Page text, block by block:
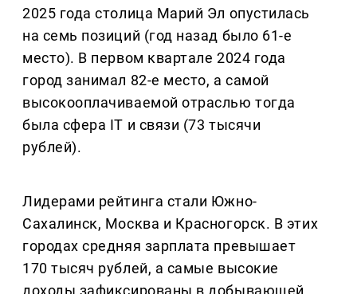
2025 года столица Марий Эл опустилась
на семь позиций (год назад было 61-е
место). В первом квартале 2024 года
город занимал 82-е место, а самой
высокооплачиваемой отраслью тогда
была сфера IT и связи (73 тысячи
рублей).
Лидерами рейтинга стали Южно-
Сахалинск, Москва и Красногорск. В этих
городах средняя зарплата превышает
170 тысяч рублей, а самые высокие
доходы зафиксированы в добывающей